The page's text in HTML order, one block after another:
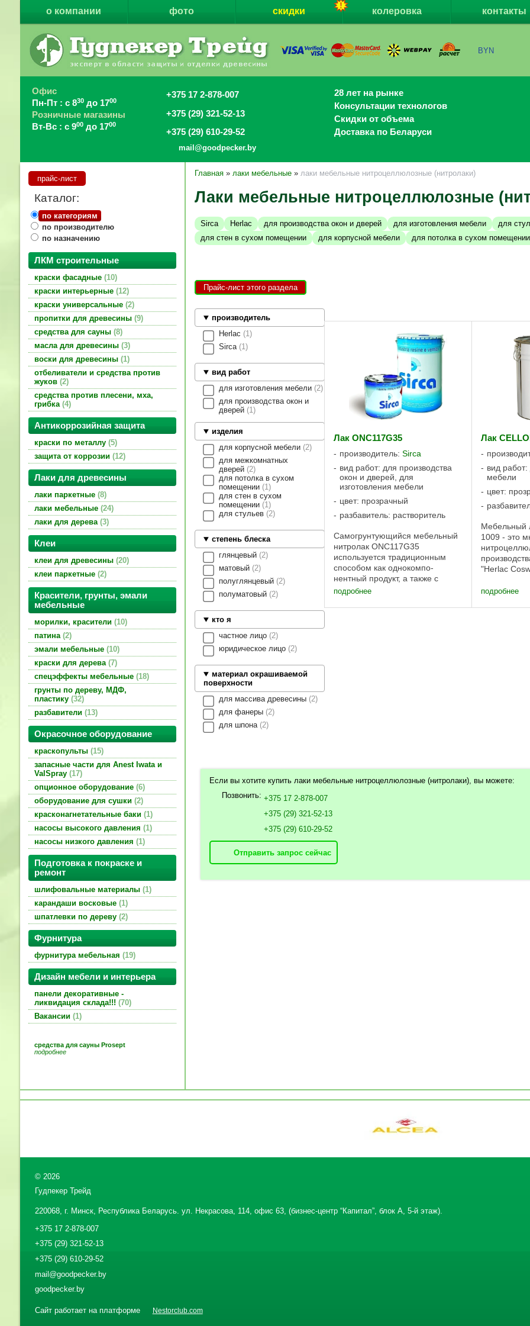
о компании фото скидки колеровка контакты
BYN
Офис
Пн-Пт : с 830до 1700
Розничные магазины
Вт-Вс : с 900до 1700
+375 17 2-878-007
+375 (29) 321-52-13
+375 (29) 610-29-52
mail@goodpecker.by
28 лет на рынке
Консультации технологов
Скидки от объема
Доставка по Беларуси
прайс-лист
Каталог:
по категориям
по производителю
по назначению
ЛКМ строительные
краски фасадные 10
краски интерьерные 12
краски универсальные 2
пропитки для древесины 9
средства для сауны 8
масла для древесины 3
воски для древесины 1
отбеливатели и средства против
жуков 2
средства против плесени, мха,
грибка 4
Антикоррозийная защита
краски по металлу 5
защита от коррозии 12
Лаки для древесины
лаки паркетные 8
лаки мебельные 24
лаки для дерева 3
Клеи
клеи для древесины 20
клеи паркетные 2
Красители, грунты, эмали
мебельные
морилки, красители 10
патина 2
эмали мебельные 10
краски для дерева 7
спецэффекты мебельные 18
грунты по дереву, МДФ,
пластику 32
разбавители 13
Окрасочное оборудование
краскопульты 15
запасные части для Anest Iwata и
ValSpray 17
опционное оборудование 6
оборудование для сушки 2
красконагнетательные баки 1
насосы высокого давления 1
насосы низкого давления 1
Подготовка к покраске и
ремонт
шлифовальные материалы 1
карандаши восковые 1
шпатлевки по дереву 2
Фурнитура
фурнитура мебельная 19
Дизайн мебели и интерьера
панели декоративные -
ликвидация склада!!! 70
Вакансии 1
средства для сауны Prosept
подробнее
Главная » лаки мебельные » лаки мебельные нитроцеллюлозные (нитролаки)
Лаки мебельные нитроцеллюлозные
Sirca Herlac для производства окон и дверей для изготовления мебели для
для стен в сухом помещении
для корпусной мебели для потолка в сухом помещении
Прайс-лист этого раздела
производитель
Herlac
1
Sirca 1
вид работ
для изготовления мебели 2
для производства окон и
дверей 1
изделия
для корпусной мебели 2
для межкомнатных
дверей 2
для потолка в сухом
помещении 1
для стен в сухом
помещении 1
для стульев 2
степень блеска
глянцевый 2
матовый 2
полуглянцевый 2
полуматовый 2
кто я
частное лицо 2
юридическое лицо 2
материал окрашиваемой
поверхности
для массива древесины 2
для фанеры 2
для шпона 2
Лак ONC117G35
производитель: Sirca
вид работ: для производства
окон и дверей, для
изготовления мебели
цвет: прозрачный
разбавитель: растворитель
Самогрунтующийся мебельный
нитролак ONC117G35
используется традиционным
способом как однокомпо-
нентный продукт, а также с
отвердителем CTN52 (максимум
нитроуретановый.
подробнее
Лак
вид работ:
мебели
цвет:
Мебельный
1009 - это
"Herlac
1009 готов
подробнее
Если вы хотите купить лаки мебельные нитроцеллюлозные (нитролаки), вы можете:
Позвонить: +375 17 2-878-007
+375 (29) 321-52-13
+375 (29) 610-29-52
Отправить запрос сейчас
© 2026
Гудпекер Трейд
220068, г. Минск, Республика Беларусь. ул. Некрасова, 114, офис 63, (бизнес-центр “Капитал”, блок А, 5-й этаж).
+375 17 2-878-007
+375 (29) 321-52-13
+375 (29) 610-29-52
mail@goodpecker.by
goodpecker.by
Сайт работает на платформе Nestorclub.com